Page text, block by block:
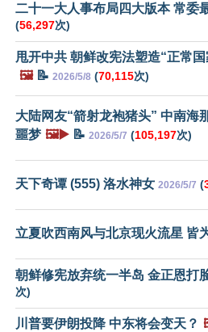
二十一大人事布局四大版本 常委
(56,297次)
甩开中共 朝鲜改宪法塑造“正常国
🖼️📝 2026/5/8 (70,115次)
大陆网友“箭射龙袍猪头” 中南海
噩梦 🖼️▶️ 📝 2026/5/7 (105,197次)
天下奇谭 (555) 洛水神女 2026/5/7 (
立夏吹西南风与北京现火流星 皆
朝鲜修宪放弃统一半岛 金正恩打
次)
川普要伊朗投降 中东将会变天？